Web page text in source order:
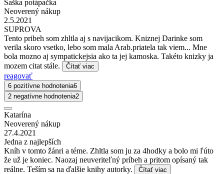
Saška potápačka
Neoverený nákup
2.5.2021
SUPROVA
Tento pribeh som zhltla aj s navijacikom. Kniznej Darinke som
verila skoro vsetko, lebo som mala Arab.priatela tak viem... Mne
bola mozno aj sympatickejsia ako ta jej kamoska. Takéto knizky ja
mozem citat stále.
Čítať viac
reagovať
6 pozitívne hodnotenia6
2 negatívne hodnotenia2
Katarína
Neoverený nákup
27.4.2021
Jedna z najlepších
Kníh v tomto žánri a téme. Zhltla som ju za 4hodky a bolo mi ľúto
že už je koniec. Naozaj neuveriteľný príbeh a pritom opísaný tak
reálne. Teším sa na ďalšie knihy autorky.
Čítať viac